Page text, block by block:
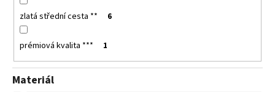
zlatá střední cesta ** 6
prémiová kvalita *** 1
Materiál